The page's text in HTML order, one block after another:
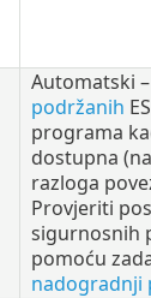
Automatski
podržanih
programa
dostupna
razloga
Provjeriti
sigurnosnih
pomoću
nadogradnji